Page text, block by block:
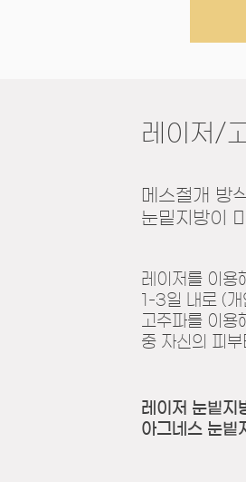
레이저/
메스절개 방
눈밑지방이
레이저를 이용
1-3일 내로 (
고주파를 이
중 자신의 피
레이저 눈빝지
아그네스 눈빝